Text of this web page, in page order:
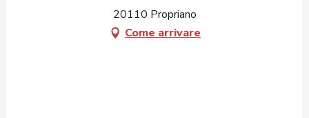
20110 Propriano
Come arrivare